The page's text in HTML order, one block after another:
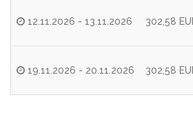
12.11.2026 - 13.11.2026 302,58
19.11.2026 - 20.11.2026 302,58